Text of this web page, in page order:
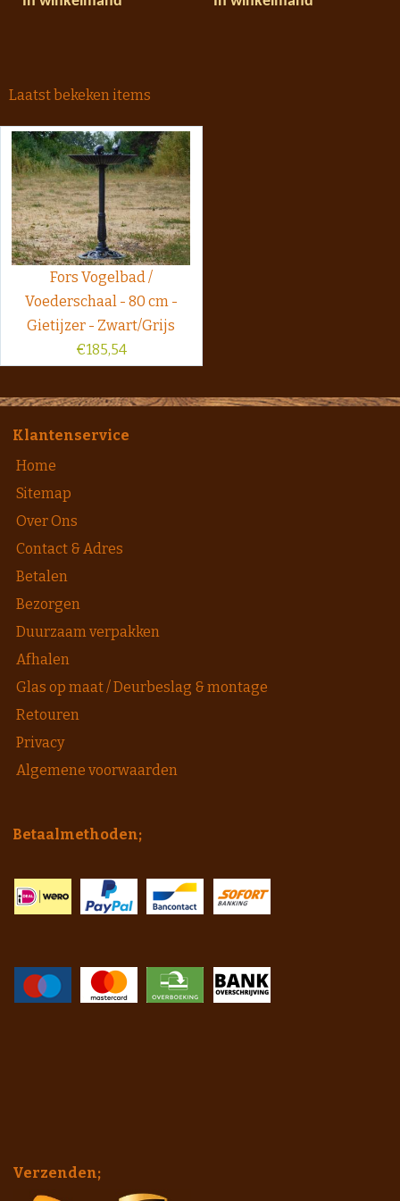
Laatst bekeken items
Fors Vogelbad /
Voederschaal - 80 cm -
Gietijzer - Zwart/Grijs
€185,54
Klantenservice
Home
Sitemap
Over Ons
Contact & Adres
Betalen
Bezorgen
Duurzaam verpakken
Afhalen
Glas op maat / Deurbeslag & montage
Retouren
Privacy
Algemene voorwaarden
Betaalmethoden;
Verzenden;